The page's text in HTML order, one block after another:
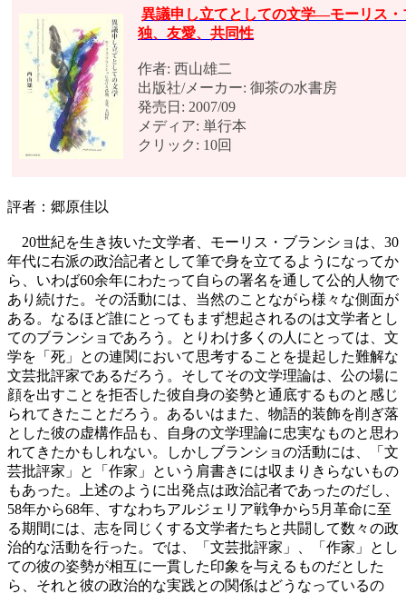
異議申し立てとしての文学―モーリス・
独、友愛、共同性
作者: 西山雄二
出版社/メーカー: 御茶の水書房
発売日: 2007/09
メディア: 単行本
クリック: 10回
評者：郷原佳以
20世紀を生き抜いた文学者、モーリス・ブランショは、30
年代に右派の政治記者として筆で身を立てるようになってか
ら、いわば60余年にわたって自らの署名を通して公的人物で
あり続けた。その活動には、当然のことながら様々な側面が
ある。なるほど誰にとってもまず想起されるのは文学者とし
てのブランショであろう。とりわけ多くの人にとっては、文
学を「死」との連関において思考することを提起した難解な
文芸批評家であるだろう。そしてその文学理論は、公の場に
顔を出すことを拒否した彼自身の姿勢と通底するものと感じ
られてきたことだろう。あるいはまた、物語的装飾を削ぎ落
とした彼の虚構作品も、自身の文学理論に忠実なものと思わ
れてきたかもしれない。しかしブランショの活動には、「文
芸批評家」と「作家」という肩書きには収まりきらないもの
もあった。上述のように出発点は政治記者であったのだし、
58年から68年、すなわちアルジェリア戦争から5月革命に至
る期間には、志を同じくする文学者たちと共闘して数々の政
治的な活動を行った。では、「文芸批評家」、「作家」とし
ての彼の姿勢が相互に一貫した印象を与えるものだとした
ら、それと彼の政治的な実践との関係はどうなっているの